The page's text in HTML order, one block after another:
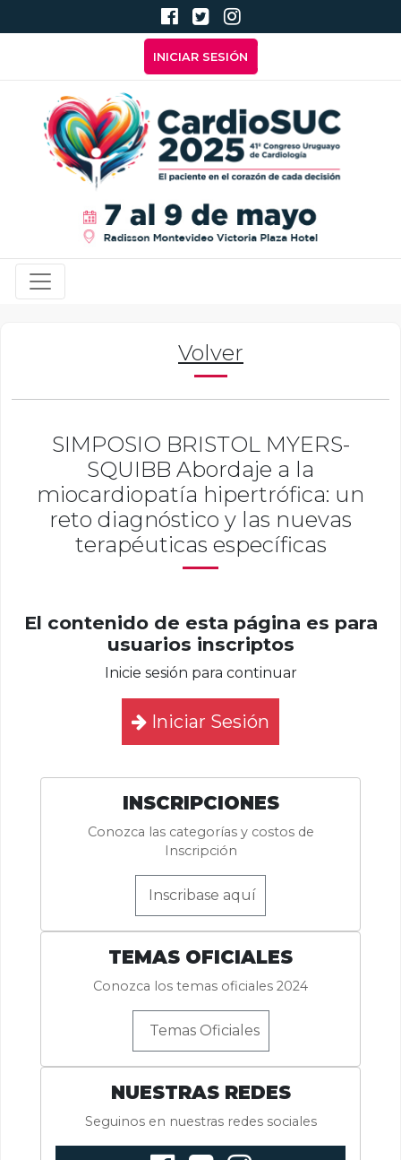
Pasar al contenido principal
Menú de cuenta de
INICIAR SESIÓN
Navegación principal
Volver
SIMPOSIO BRISTOL MYERS-
SQUIBB Abordaje a la
miocardiopatía hipertrófica: un
reto diagnóstico y las nuevas
terapéuticas específicas
El contenido de esta página es para
usuarios inscriptos
Inicie sesión para continuar
Iniciar Sesión
INSCRIPCIONES
Conozca las categorías y costos de
Inscripción
Inscribase aquí
TEMAS OFICIALES
Conozca los temas oficiales 2024
Temas Oficiales
NUESTRAS REDES
Seguinos en nuestras redes sociales